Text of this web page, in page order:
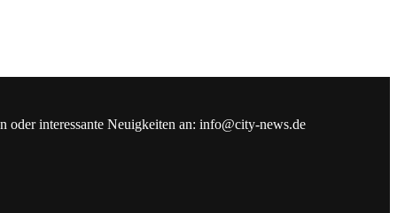
oder interessante Neuigkeiten an: info@city-news.de